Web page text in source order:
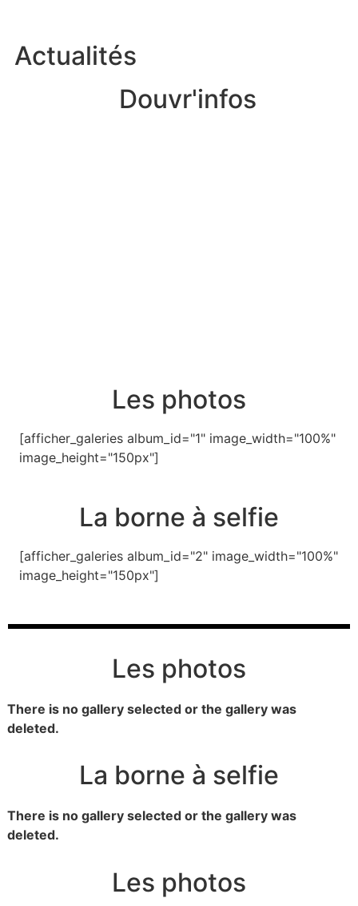
Actualités
Douvr'infos
Les photos
[afficher_galeries album_id="1" image_width="100%"
image_height="150px"]
La borne à selfie
[afficher_galeries album_id="2" image_width="100%"
image_height="150px"]
Les photos
There is no gallery selected or the gallery was
deleted.
La borne à selfie
There is no gallery selected or the gallery was
deleted.
Les photos